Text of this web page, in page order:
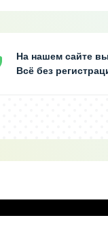
На нашем сайте
Всё без